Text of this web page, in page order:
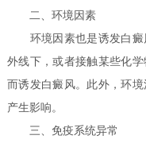
二、环境因素
环境因素也是诱发白癜
外线下，或者接触某些化
而诱发白癜风。此外，环
产生影响。
三、免疫系统异常